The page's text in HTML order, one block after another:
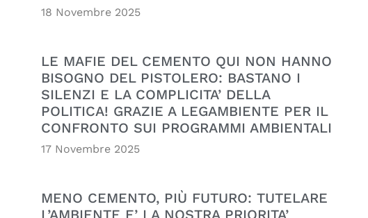
18 Novembre 2025
LE MAFIE DEL CEMENTO QUI NON HANNO
BISOGNO DEL PISTOLERO: BASTANO I
SILENZI E LA COMPLICITA’ DELLA
POLITICA! GRAZIE A LEGAMBIENTE PER IL
CONFRONTO SUI PROGRAMMI AMBIENTALI
17 Novembre 2025
MENO CEMENTO, PIÙ FUTURO: TUTELARE
L’AMBIENTE E’ LA NOSTRA PRIORITA’